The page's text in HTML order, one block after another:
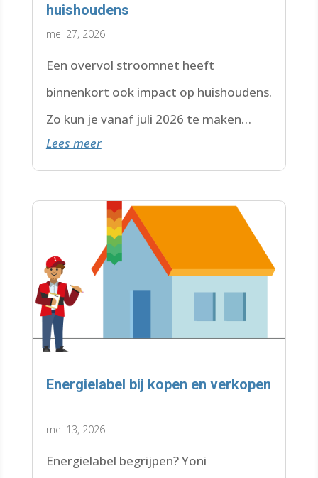
huishoudens
mei 27, 2026
Een overvol stroomnet heeft
binnenkort ook impact op huishoudens.
Zo kun je vanaf juli 2026 te maken
krijgen met een wachtlijst.
Lees meer
Energielabel bij kopen en verkopen
mei 13, 2026
Energielabel begrijpen? Yoni